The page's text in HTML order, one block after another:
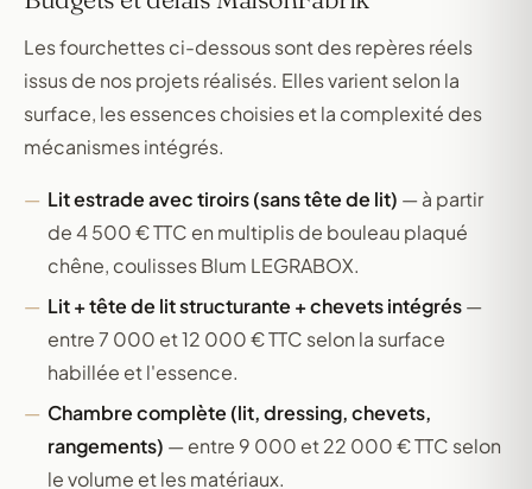
Les fourchettes ci-dessous sont des repères réels
issus de nos projets réalisés. Elles varient selon la
surface, les essences choisies et la complexité des
mécanismes intégrés.
Lit estrade avec tiroirs (sans tête de lit) — à partir
de 4 500 € TTC en multiplis de bouleau plaqué
chêne, coulisses Blum LEGRABOX.
Lit + tête de lit structurante + chevets intégrés—
entre 7 000 et 12 000 € TTC selon la surface
habillée et l'essence.
Chambre complète (lit, dressing, chevets,
rangements) — entre 9 000 et 22 000 € TTC selon
le volume et les matériaux.